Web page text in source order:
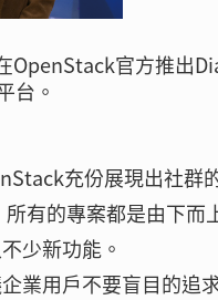
官方推出
台。
充份展現出社群
有的專案都是由下而
少新功能。
業用戶不要盲目的追